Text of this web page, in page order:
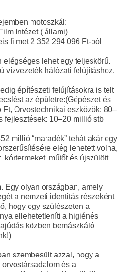
motoszkál:
Intézet ( állami)
filmet 2 352 294 096 Ft-ból
elégséges lehet egy teljeskörű,
vízvezeték hálózati felújításhoz.
építészeti felújításokra is telt
az épületre:(Gépészet és
Ft, Orvostechnikai eszközök: 80–
fejlesztések: 10–20 millió stb
millió “maradék” tehát akár egy
elég lehetett volna,
kórtermeket, műtőt és újszülött
Egy olyan országban, amely
a nemzeti identitás részeként
hogy egy szülészeten a
ellehetetleníti a higiénés
közben bemászkáló
szembesült azzal, hogy a
és a